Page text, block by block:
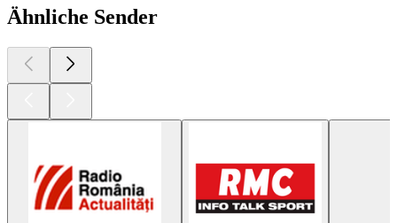
Ähnliche Sender